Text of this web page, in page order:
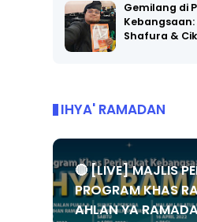
Gemilang di
Kebangsaan:
Shafura &
IHYA' RAMADAN
🔴 [LIVE] MAJLIS
PROGRAM KHAS
AHLAN YA